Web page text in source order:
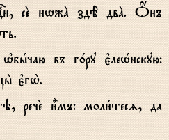
сE нwжA здЁ двA. Џнъ
въ г0ру є3леHнскую:
є3гw2.
и5мъ: моли1тесz, да